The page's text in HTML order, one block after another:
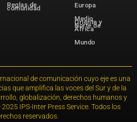
Reglas de
comunidad
Europa
Medio
Oriente y
Norte de
África
Mundo
de comunicación cuyo eje es una
que amplifica las voces del Sur y de la
globalización, derechos humanos y
IPS-Inter Press Service. Todos los
reservados.